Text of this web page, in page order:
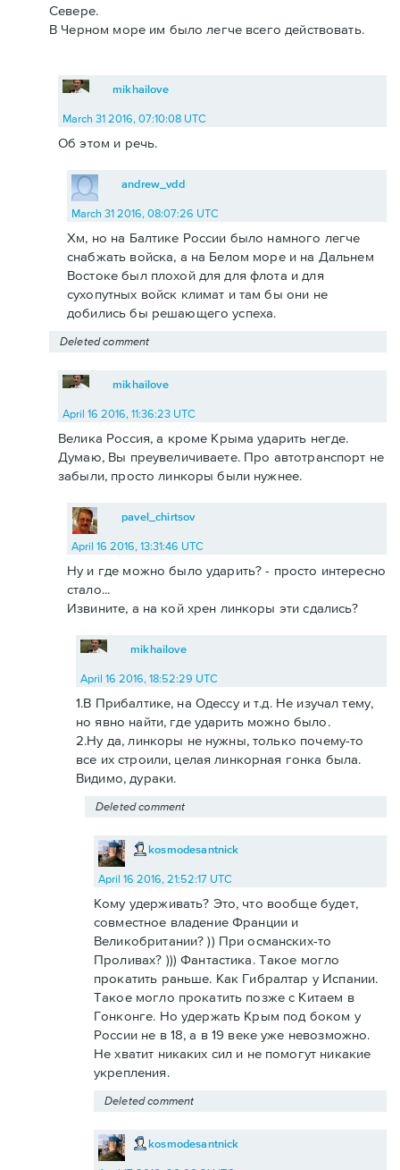
Севере.
В Черном море им было легче всего действовать.
mikhailove
March 31 2016, 07:10:08 UTC
Об этом и речь.
andrew_vdd
March 31 2016, 08:07:26 UTC
Хм, но на Балтике России было намного легче
снабжать войска, а на Белом море и на Дальнем
Востоке был плохой для для флота и для
сухопутных войск климат и там бы они не
добились бы решающего успеха.
Deleted comment
mikhailove
April 16 2016, 11:36:23 UTC
Велика Россия, а кроме Крыма ударить негде.
Думаю, Вы преувеличиваете. Про автотранспорт не
забыли, просто линкоры были нужнее.
pavel_chirtsov
April 16 2016, 13:31:46 UTC
Ну и где можно было ударить? - просто интересно
стало...
Извините, а на кой хрен линкоры эти сдались?
mikhailove
April 16 2016, 18:52:29 UTC
1.В Прибалтике, на Одессу и т.д. Не изучал тему,
но явно найти, где ударить можно было.
2.Ну да, линкоры не нужны, только почему-то
все их строили, целая линкорная гонка была.
Видимо, дураки.
Deleted comment
kosmodesantnick
April 16 2016, 21:52:17 UTC
Кому удерживать? Это, что вообще будет,
совместное владение Франции и
Великобритании? )) При османских-то
Проливах? ))) Фантастика. Такое могло
прокатить раньше. Как Гибралтар у Испании.
Такое могло прокатить позже с Китаем в
Гонконге. Но удержать Крым под боком у
России не в 18, а в 19 веке уже невозможно.
Не хватит никаких сил и не помогут никакие
укрепления.
Deleted comment
kosmodesantnick